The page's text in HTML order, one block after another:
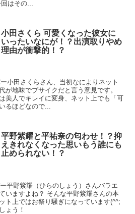
はその...
小田さくら 可愛くなった彼女に
いったいなにが！？出演取りやめ
理由が衝撃的！？
小田さくらさん、当初なによりネット
が地味でブサイクだと言う意見です。
美人でキレイに変身、ネット上でも「可
るほどなので...
平野紫耀と平祐奈の匂わせ！？抑
えきれなくなった思いもう誰にも
止められない！？
平野紫耀（ひらのしょう）さんバラエ
いますよね？ そんな平野紫耀さんの本
ト上ではお祭り騒ぎになっています(^^;
ょう！